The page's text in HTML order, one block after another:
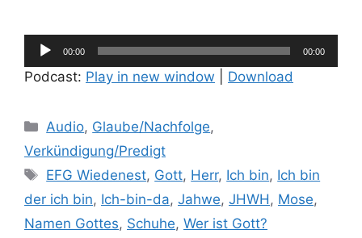
Audio-
Player
00:00 00:00
Podcast: Play in new window Download
Kategorien
Audio, Glaube/Nachfolge,
Verkündigung/Predigt
Schlagwörter
EFG Wiedenest, Gott, Herr, Ich bin, Ich bin
der ich bin, Ich-bin-da, Jahwe, JHWH , Mose,
Namen Gottes, Schuhe, Wer ist Gott?